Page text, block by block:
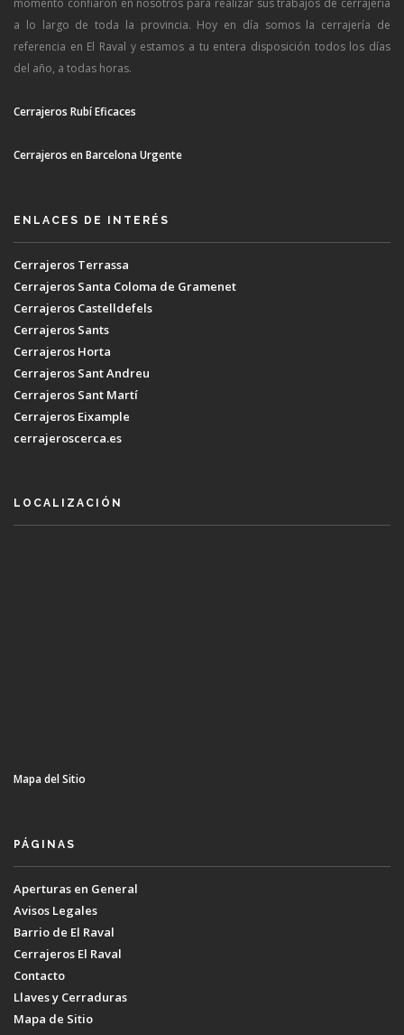
momento confiaron en nosotros para realizar sus trabajos de cerrajería
a lo largo de toda la provincia. Hoy en día somos la cerrajería de
referencia en El Raval y estamos a tu entera disposición todos los días
del año, a todas horas.
Cerrajeros Rubí Eficaces
Cerrajeros en Barcelona Urgente
ENLACES DE INTERÉS
Cerrajeros Terrassa
Cerrajeros Santa Coloma de Gramenet
Cerrajeros Castelldefels
Cerrajeros Sants
Cerrajeros Horta
Cerrajeros Sant Andreu
Cerrajeros Sant Martí
Cerrajeros Eixample
cerrajeroscerca.es
LOCALIZACIÓN
Mapa del Sitio
PÁGINAS
Aperturas en General
Avisos Legales
Barrio de El Raval
Cerrajeros El Raval
Contacto
Llaves y Cerraduras
Mapa de Sitio